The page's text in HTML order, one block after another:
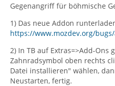
Gegenangriff für böhmische
1) Das neue Addon
https://www.mozdev.org/
2) In TB auf Extras=>Add-Ons
Zahnradsymbol oben rechts
Datei installieren" wählen,
Neustarten, fertig.